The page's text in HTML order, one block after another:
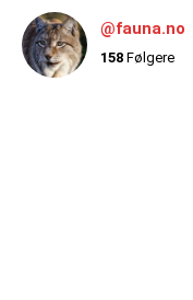
@fauna.no
158 Følgere